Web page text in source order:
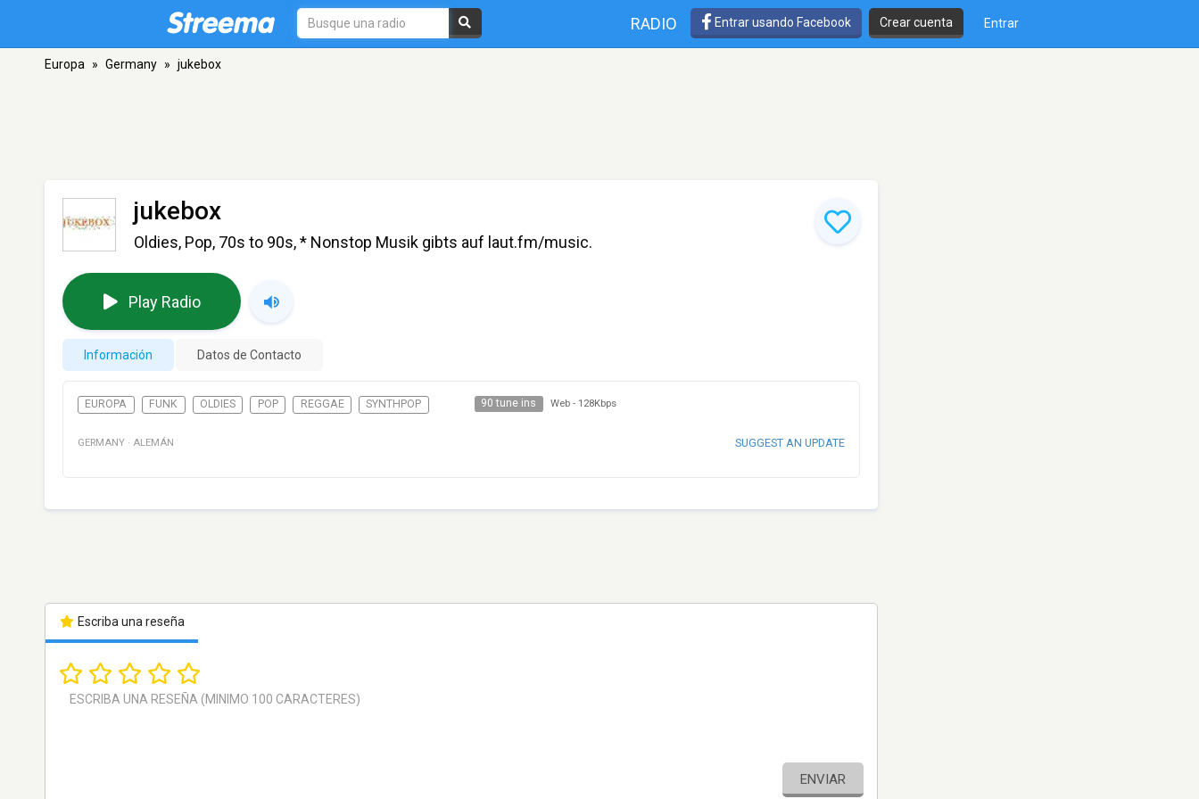
RADIO Entrar usando Facebook Crear cuenta Entrar
Europa » Germany » jukebox
jukebox
Oldies, Pop, 70s to 90s, * Nonstop Musik gibts auf laut.fm/music.
Play Radio
Información Datos de Contacto
EUROPA FUNK OLDIES POP REGGAE SYNTHPOP 90 tune ins Web - 128Kbps
GERMANY · ALEMÁN SUGGEST AN UPDATE
Escriba una reseña
ENVIAR